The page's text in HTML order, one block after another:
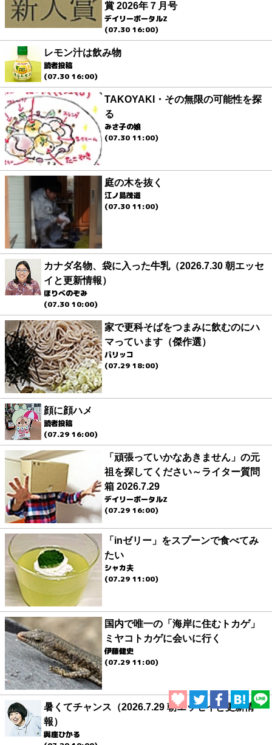
賞 2026年７月号
デイリーポータルZ
(07.30 16:00)
レモン汁は飲み物
読者投稿
(07.30 16:00)
TAKOYAKI・その無限の可能性を探
る
みさ子の娘
(07.30 11:00)
庭の木を抜く
江ノ島茂道
(07.30 11:00)
カナダ名物、袋に入った牛乳（2026.7.30 朝エッセ
イと更新情報）
ほりべのぞみ
(07.30 10:00)
家で更科そばをつまみに飲むのにハ
マっています（傑作選）
パリッコ
(07.29 18:00)
顔に顔ハメ
読者投稿
(07.29 16:00)
「頑張っていかなあきません」の元
祖を探してください～ライター質問
箱 2026.7.29
デイリーポータルZ
(07.29 16:00)
「inゼリー」をスプーンで食べてみ
たい
シャカ夫
(07.29 11:00)
国内で唯一の「海岸に住むトカゲ」
ミヤコトカゲに会いに行く
伊藤健史
(07.29 11:00)
暑くてチャンス（2026.7.29 朝エッセイと更新情
報）
與座ひかる